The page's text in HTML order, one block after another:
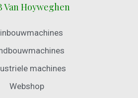
Van Hoyweghen
machines
Webshop